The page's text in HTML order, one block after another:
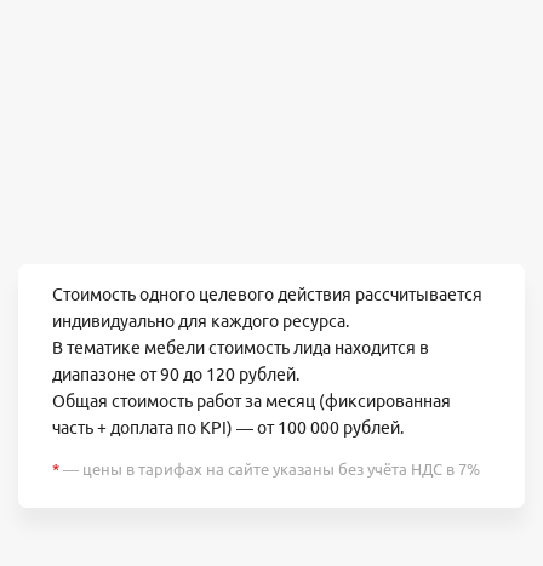
Стоимость одного целевого действия рассчитывается
индивидуально для каждого ресурса.
В тематике мебели стоимость лида находится в
диапазоне от 90 до 120 рублей.
Общая стоимость работ за месяц (фиксированная
часть + доплата по KPI) — от 100 000 рублей.
* — цены в тарифах на сайте указаны без учёта НДС в 7%